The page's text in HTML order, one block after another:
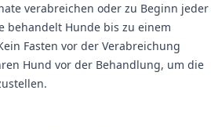
verabreichen oder zu Beginn jeder
behandelt Hunde bis zu einem
Fasten vor der Verabreichung
Hund vor der Behandlung, um die